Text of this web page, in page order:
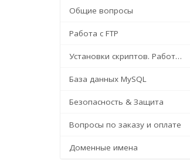
Общие вопросы
Работа с FTP
Установки скриптов. Работа с сайтами
База данных MySQL
Безопасность & Защита
Вопросы по заказу и оплате
Доменные имена